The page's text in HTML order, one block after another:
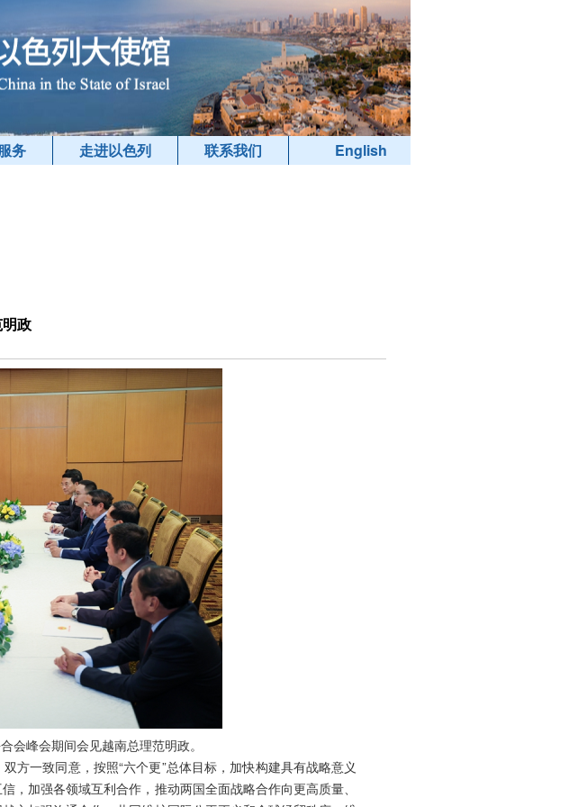
务 走进以色列 联系我们 English
政
峰会期间会见越南总理范明政。
方一致同意，按照“六个更”总体目标，加快构建具有战略意义
加强各领域互利合作，推动两国全面战略合作向更高质量、